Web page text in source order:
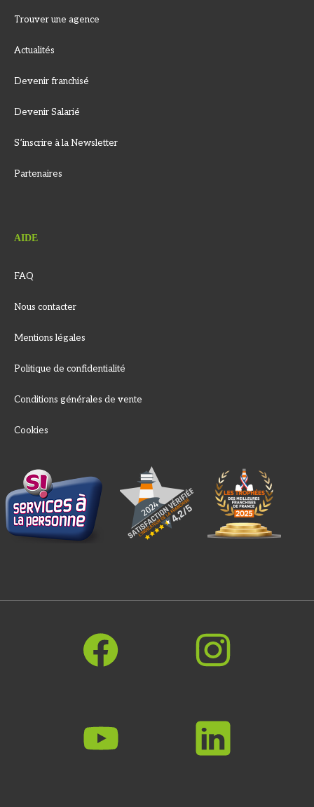
Trouver une agence
Actualités
Devenir franchisé
Devenir Salarié
S’inscrire à la Newsletter
Partenaires
AIDE
FAQ
Nous contacter
Mentions légales
Politique de confidentialité
Conditions générales de vente
Cookies